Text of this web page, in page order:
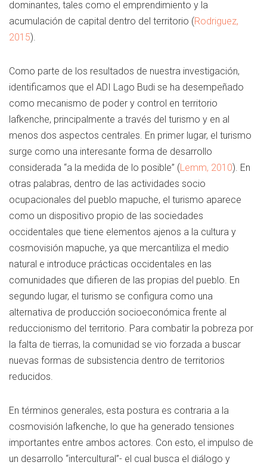
dominantes, tales como el emprendimiento y la
acumulación de capital dentro del territorio (Rodriguez,
2015).
Como parte de los resultados de nuestra investigación,
identificamos que el ADI Lago Budi se ha desempeñado
como mecanismo de poder y control en territorio
lafkenche, principalmente a través del turismo y en al
menos dos aspectos centrales. En primer lugar, el turismo
surge como una interesante forma de desarrollo
considerada “a la medida de lo posible” (Lemm, 2010). En
otras palabras, dentro de las actividades socio
ocupacionales del pueblo mapuche, el turismo aparece
como un dispositivo propio de las sociedades
occidentales que tiene elementos ajenos a la cultura y
cosmovisión mapuche, ya que mercantiliza el medio
natural e introduce prácticas occidentales en las
comunidades que difieren de las propias del pueblo. En
segundo lugar, el turismo se configura como una
alternativa de producción socioeconómica frente al
reduccionismo del territorio. Para combatir la pobreza por
la falta de tierras, la comunidad se vio forzada a buscar
nuevas formas de subsistencia dentro de territorios
reducidos.
En términos generales, esta postura es contraria a la
cosmovisión lafkenche, lo que ha generado tensiones
importantes entre ambos actores. Con esto, el impulso de
un desarrollo “intercultural”- el cual busca el diálogo y